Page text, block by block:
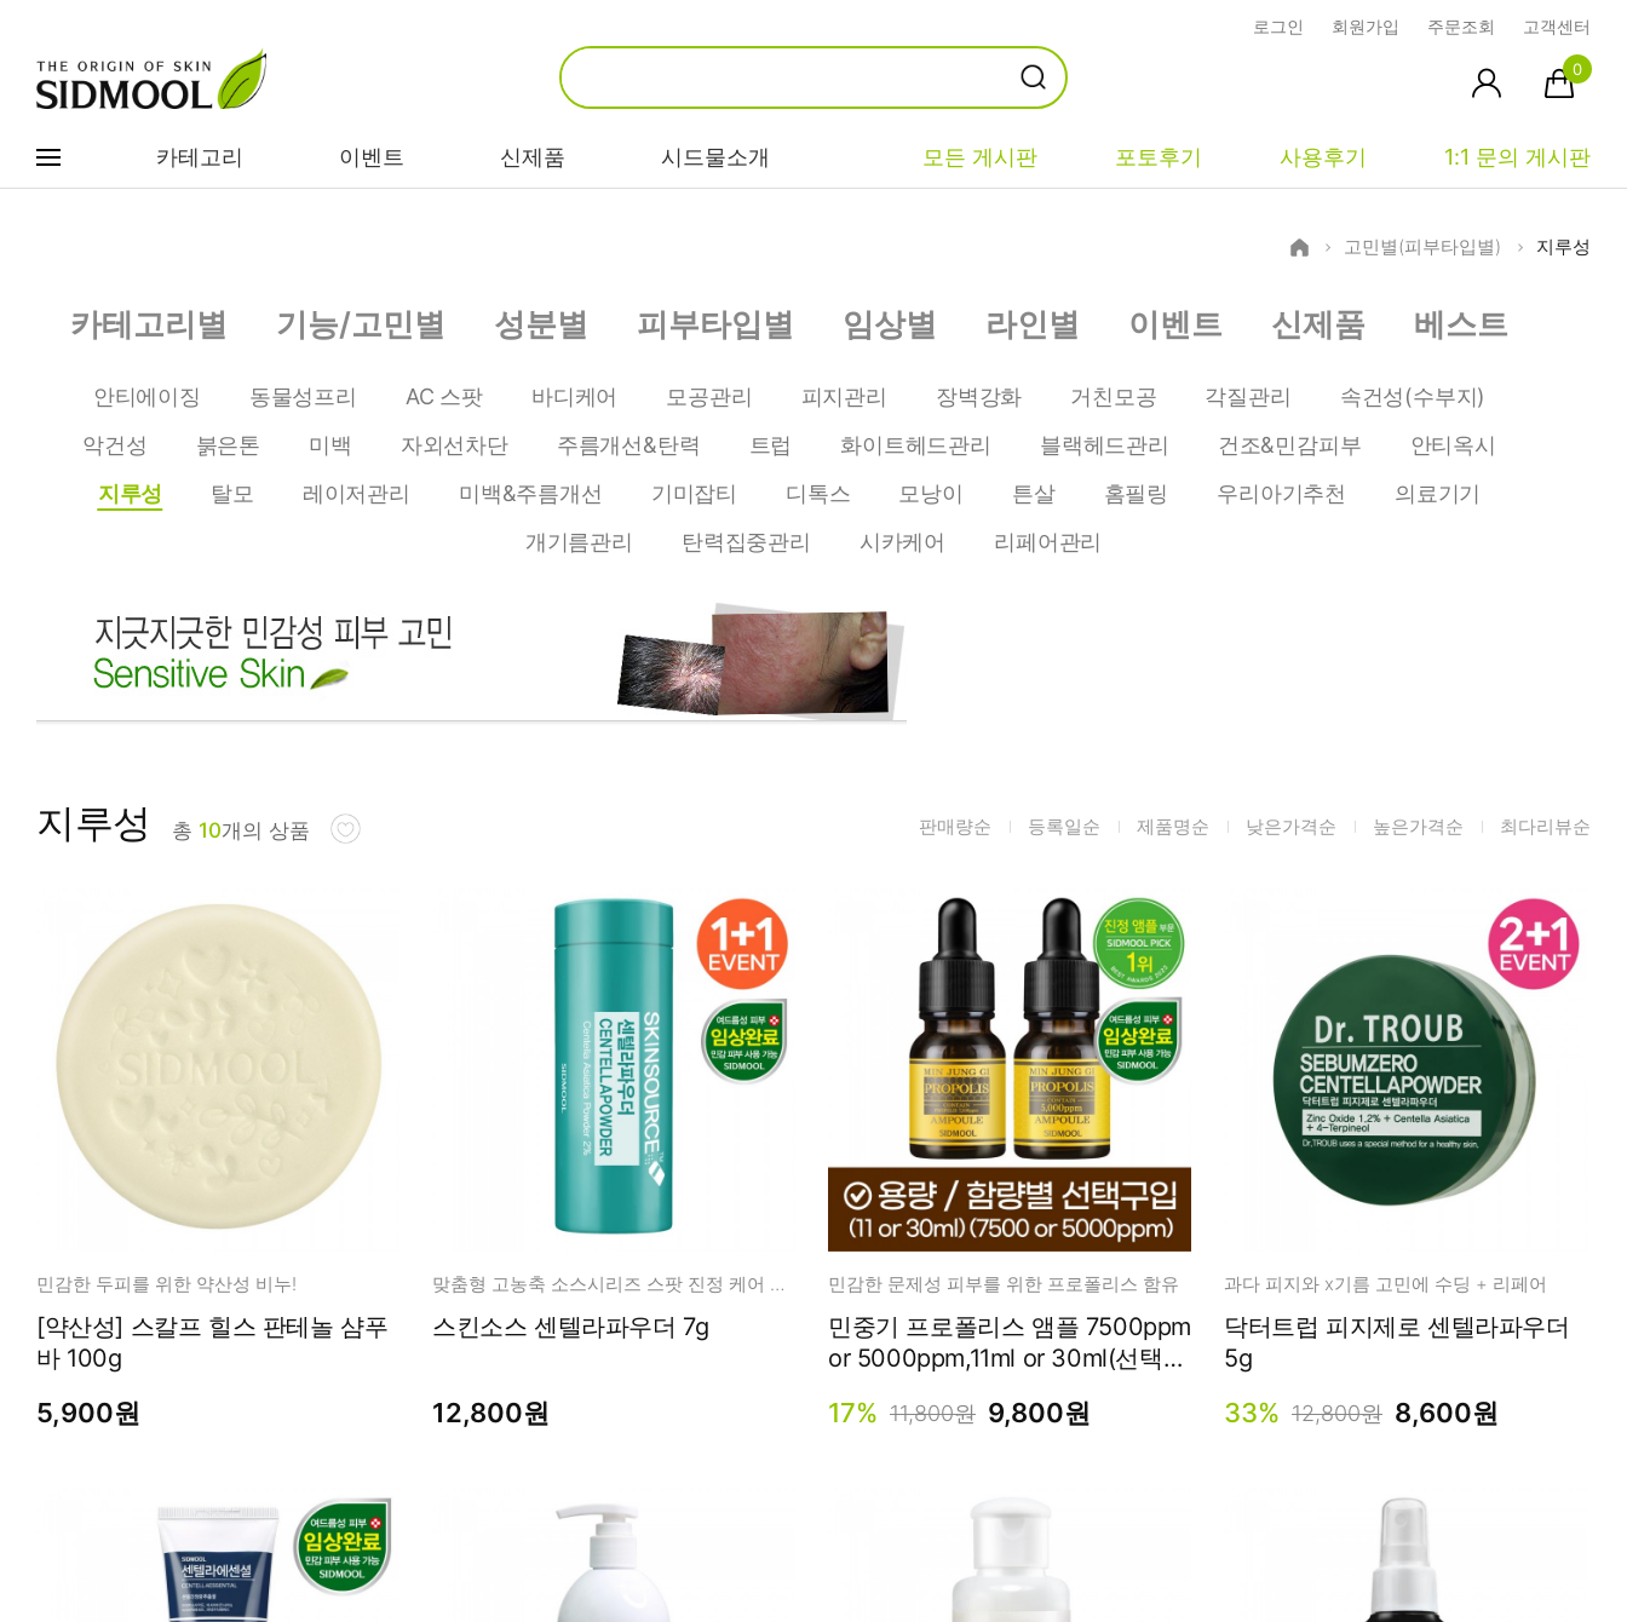
로그인 회원가입 주문조회 고객센터
0
카테고리 이벤트 신제품 시드물소개 모든 게시판 포토후기 사용후기 1:1 문의 게시판
카테고리별
성분별
베스트
이벤트
임상별
비누/클렌징
마스크/팩/필링
스킨/토너/미스
앰플/에센스/세
럼
썬케어
트러블/시카
민감/건조/속당
미백/화이트닝/
흔적
안티에이징/주
름/탄력
모공/피지/블랙
헤드
각질관리
장벽케어
동물성프리
예비맘
미취학
청소년
남성화장품
EGF/FGF/IGF
콜라겐
히알루론산
병풀/센텔라
판테놀
녹차/EGCG
알로에
어성초
징크
호호바
달팽이
카렌듈라
동백
티트리
무오일
세라마이드
글루타치온
트라넥사믹
피디알엔
중성
지성
복합성
민감성
시사모
상품문의
시드물통신
전 어떻게 써요?
시드물 매니아
장바구니
최근본상품
위시리스트
고민별(피부타입별) 지루성
카테고리별 기능/고민별 성분별 피부타입별 임상별 라인별 이벤트 신제품 베스트
안티에이징 동물성프리 AC 스팟 바디케어 모공관리 피지관리 장벽강화 거친모공 각질관리
속건성(수부지)
악건성
붉은톤 미백 자외선차단 주름개선&탄력 트럽 화이트헤드관리 블랙헤드관리 건조&민감피부
안티옥시
지루성
탈모 레이저관리 미백&주름개선 기미잡티 디톡스 모낭이 튼살 홈필링 우리아기추천
의료기기
개기름관리
탄력집중관리 시카케어 리페어관리
지루성 총 10개의 상품 판매량순 등록일순 제품명순 낮은가격순 높은가격순 최다리뷰순
민감한 두피를 위한 약산성 비누!
[약산성] 스칼프 힐스 판테놀 샴푸
바 100g
5,900원
맞춤형 고농축 소스시리즈 스팟 진정 케어 파우더
스킨소스 센텔라파우더 7g
12,800원
민감한 문제성 피부를 위한 프로폴리스 함유
민중기 프로폴리스 앰플 7500ppm
or 5000ppm,11ml or 30ml(선택구
17% 11,800원 9,800원
과다 피지와 x기름 고민에 수딩 + 리페어
닥터트럽 피지제로 센텔라파우더
5g
33% 12,800원 8,600원